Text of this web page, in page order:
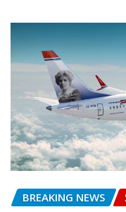
BREAKING NEWS